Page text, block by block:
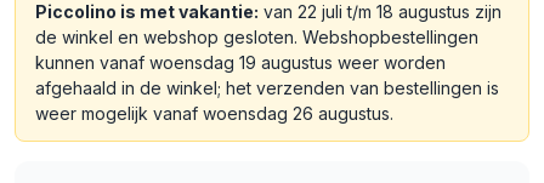
Piccolino is met vakantie: van 22 juli t/m 18 augustus zijn
de winkel en webshop gesloten. Webshopbestellingen
kunnen vanaf woensdag 19 augustus weer worden
afgehaald in de winkel; het verzenden van bestellingen is
weer mogelijk vanaf woensdag 26 augustus.